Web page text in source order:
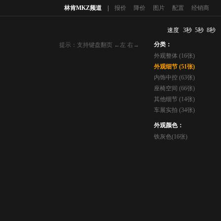
林肯MKZ频道 报价 降价 图片 配置 经销商
提示：支持键盘翻页 ←左 右→
速度 3秒 5秒 8秒
分类：
外观整体 (16张)
外观细节 (51张)
内饰中控 (63张)
座椅空间 (66张)
其他细节 (14张)
车展实拍 (34张)
外观颜色：
铁灰色(16张)